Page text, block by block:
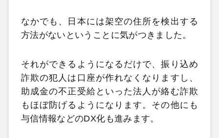
なかでも、日本には架空の住所を検出する
方法がないということに気がつきました。
それができるようになるだけで、振り込め
詐欺の犯人は口座が作れなくなりますし、
助成金の不正受給といった法人が絡む詐欺
もほぼ防げるようになります。その他にも
与信情報などのDX化も進みます。